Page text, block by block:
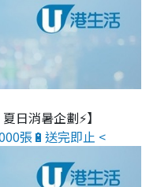
日消暑企劃⚡】
張🔋送完即止 <